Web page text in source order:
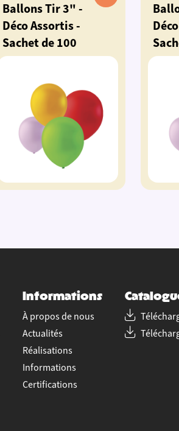
Ballons Tir 3" -
Déco Assortis -
Sachet de 100
Informations
À propos de nous
Actualités
Réalisations
Informations
Certifications